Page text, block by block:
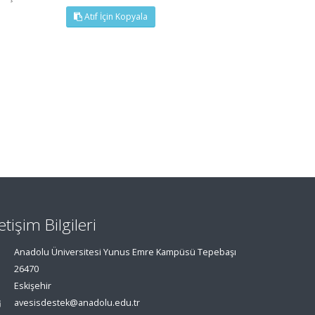
Atıf İçin Kopyala
Bilgileri
Anadolu Üniversitesi Yunus Emre Kampüsü Tepebaşı
26470
Eskişehir
avesisdestek@anadolu.edu.tr